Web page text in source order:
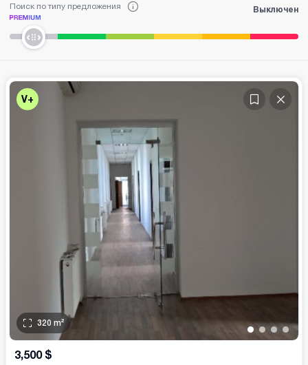
Поиск по типу предложения Выключен
V+
••••
320 m²
3,500 $